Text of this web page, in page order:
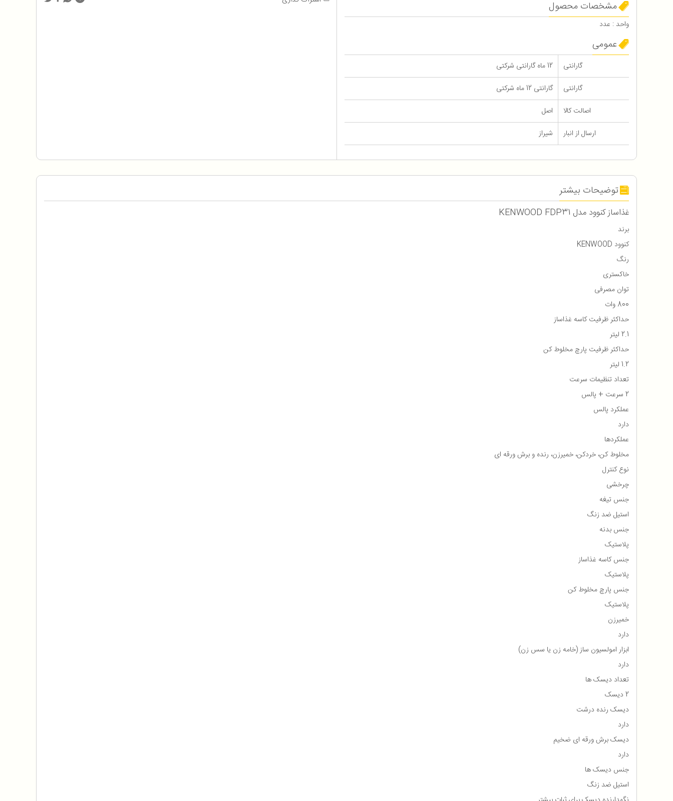
مشخصات محصول
واحد : عدد
عمومی
گارانتی
12 ماه گارانتی شرکتی
گارانتی
گارانتی 12 ماه شرکتی
اصالت کالا
اصل
ارسال از انبار
شیراز
توضیحات بیشتر
غذاساز کنوود مدل KENWOOD FDP31
برند
کنوود KENWOOD
رنگ
خاکستری
توان مصرفی
800 وات
حداکثر ظرفیت کاسه غذاساز
2.1 لیتر
حداکثر ظرفیت پارچ مخلوط کن
1.2 لیتر
تعداد تنظیمات سرعت
2 سرعت + پالس
عملکرد پالس
دارد
عملکردها
مخلوط کن، خردکن، خمیرزن، رنده و برش ورقه ای
نوع کنترل
چرخشی
جنس تیغه
استیل ضد زنگ
جنس بدنه
پلاستیک
جنس کاسه غذاساز
پلاستیک
جنس پارچ مخلوط کن
پلاستیک
خمیرزن
دارد
ابزار امولسیون ساز (خامه زن یا سس زن)
دارد
تعداد دیسک ها
2 دیسک
دیسک رنده درشت
دارد
دیسک برش ورقه ای ضخیم
دارد
جنس دیسک ها
استیل ضد زنگ